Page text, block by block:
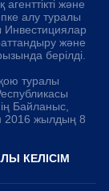
және
алу туралы
Инвестициялар
және
берілді.
туралы
Байланыс,
2016 жылдың 8
КЕЛІСІМ